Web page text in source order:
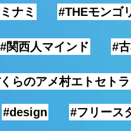
ナミ #THEモンゴ
#関西人マインド #
らのアメ村エトセトラ
#design #フリース